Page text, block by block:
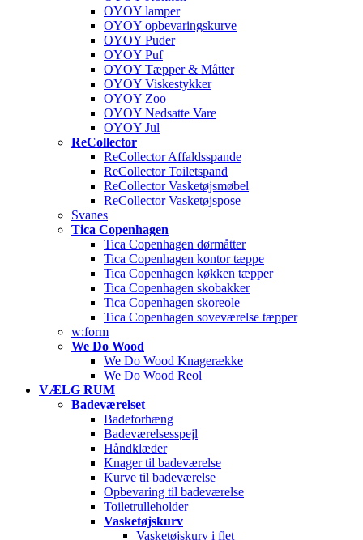
OYOY lamper
OYOY opbevaringskurve
OYOY Puder
OYOY Puf
OYOY Tæpper & Måtter
OYOY Viskestykker
OYOY Zoo
OYOY Nedsatte Vare
OYOY Jul
ReCollector
ReCollector Affaldsspande
ReCollector Toiletspand
ReCollector Vasketøjsmøbel
ReCollector Vasketøjspose
Svanes
Tica Copenhagen
Tica Copenhagen dørmåtter
Tica Copenhagen kontor tæppe
Tica Copenhagen køkken tæpper
Tica Copenhagen skobakker
Tica Copenhagen skoreole
Tica Copenhagen soveværelse tæpper
w:form
We Do Wood
We Do Wood Knagerække
We Do Wood Reol
VÆLG RUM
Badeværelset
Badeforhæng
Badeværelsesspejl
Håndklæder
Knager til badeværelse
Kurve til badeværelse
Opbevaring til badeværelse
Toiletrulleholder
Vasketøjskurv
Vasketøjskurv i flet